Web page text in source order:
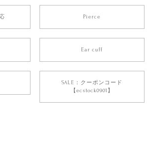
Pierce
Ear cuff
SALE：クーポンコード
【ecstock0901】